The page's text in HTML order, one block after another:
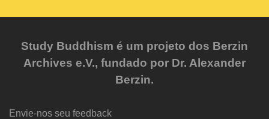
Study Buddhism é um projeto dos Berzin
Archives e.V., fundado por Dr. Alexander
Berzin.
Envie-nos seu feedback